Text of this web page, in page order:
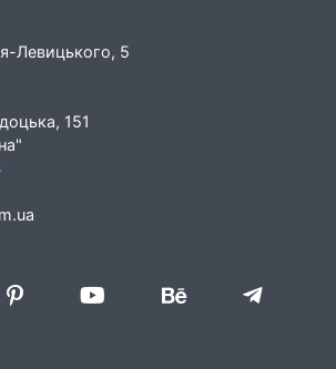
Левицького, 5
151